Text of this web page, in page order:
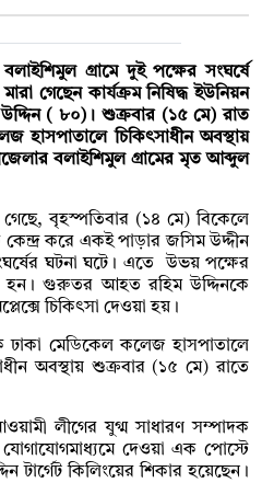
গ্রামে দুই পক্ষের সংঘর্ষে
গেছেন কার্যক্রম নিষিদ্ধ ইউনিয়ন
( ৮০)। শুক্রবার (১৫ মে) রাত
হাসপাতালে চিকিৎসাধীন অবস্থায়
বলাইশিমুল গ্রামের মৃত আব্দুল
গেছে, বৃহস্পতিবার (১৪ মে) বিকেলে
করে একই পাড়ার জসিম উদ্দীন
ঘটনা ঘটে। এতে উভয় পক্ষের
গুরুতর আহত রহিম উদ্দিনকে
চিকিৎসা দেওয়া হয়।
ঢাকা মেডিকেল কলেজ হাসপাতালে
অবস্থায় শুক্রবার (১৫ মে) রাতে
লীগের যুগ্ম সাধারণ সম্পাদক
দেওয়া এক পোস্টে
টার্গেট কিলিংয়ের শিকার হয়েছেন।